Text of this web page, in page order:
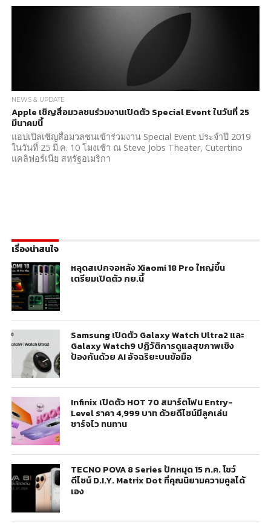
NEWS & UPDATE
Apple เชิญสื่อมวลชนร่วมงานเปิดตัว Special Event ในวันที่ 25
มีนาคมนี้
แอปเปิลเชิญสื่อมวลชนเข้าร่วมงาน Special Event ประจำปี 2019
ในวันที่ 25 มี.ค. 10 โมงเช้า ณ Steve Jobs Theater, Cutertino
แคลิฟอร์เนีย สหรัฐอเมริกา
เรื่องน่าสนใจ
หลุดสเปกจอหลัง Xiaomi 18 Pro ใหญ่ขึ้น
เตรียมเปิดตัว กย.นี้
Samsung เปิดตัว Galaxy Watch Ultra2 และ
Galaxy Watch9 ปฏิวัติการดูแลสุขภาพเชิง
ป้องกันด้วย AI อัจฉริยะบนข้อมือ
Infinix เปิดตัว HOT 70 สมาร์ตโฟน Entry-
Level ราคา 4,999 บาท ด้วยดีไซน์มีลูกเล่น
ชาร์จไว ทนทาน
TECNO POVA 8 Series ปักหมุด 15 ก.ค. โชว์
ดีไซน์ D.I.Y. Matrix Dot ที่คุณนิยามความคูลได้
เอง